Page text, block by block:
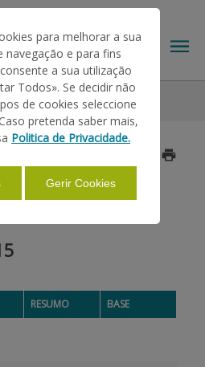
Dezembro
RESUMO BASE
para melhorar a sua
navegação e para fins
a sua utilização
Todos». Se decidir não
de cookies seleccione
pretenda saber mais,
Politica de Privacidade.
Gerir Cookies